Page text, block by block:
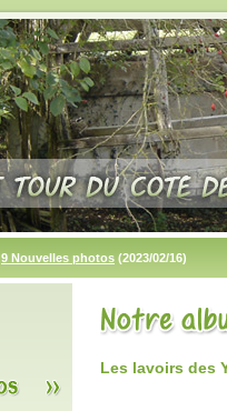
9 Nouvelles photos (2023/02/16)
Les lavoirs des